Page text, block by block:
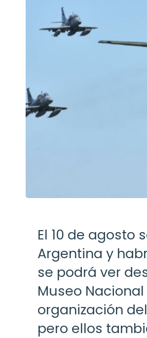
El 10 de agosto
Argentina y
se podrá ver
Museo
organización
pero ellos